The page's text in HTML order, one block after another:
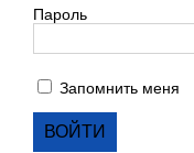
Пароль
Запомнить меня